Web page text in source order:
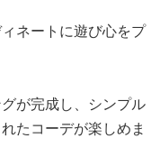
ネートに遊び心をプ
が完成し、シンプル
たコーデが楽しめま